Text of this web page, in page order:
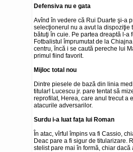
Defensiva nu e gata
Avînd în vedere că Rui Duarte şi-a
selecţionerul nu a avut la dispoziţie
bătuţi în cuie. Pe partea dreaptă l-a
Fotbalistul împrumutat de la
centru, încă i se caută pereche lui
primul fiind favorit.
Mijloc total nou
Dintre piesele de bază din linia
titular! Lucescu jr. pare tentat să
reprofilat, Herea, care anul trecut a
atacurile adversarilor.
Surdu i-a luat faţa lui Roman
În atac, vîrful împins va fi Cassio,
Deac pare a fi sigur de titularizare.
stelist pare mai în formă, chiar